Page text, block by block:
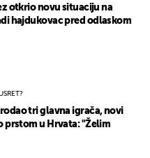
otkrio novu situaciju na
hajdukovac pred odlaskom
tri glavna igrača, novi
prstom u Hrvata: "Želim